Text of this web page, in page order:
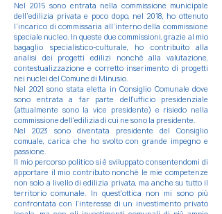
Nel 2016 sono entrata nella commissione municipale
dell’edilizia privata e poco dopo, nel 2018, ho ottenuto
l’incarico di commissaria all’interno della commissione
speciale nucleo. In queste duecommissioni, grazie al mio
bagaglio specialistico-culturale, ho contribuito alla
analisi dei progetti edilizi nonché alla valutazione,
contestualizzazione e corretto inserimento di progetti
nei nuclei del Comune di Minusio.
Nel 2021 sono stata eletta in Consiglio Comunale dove
sono entrata a far parte dell'ufficio presidenziale
(attualmente sono la vice presidente) e risiedo nella
commissione dell'edilizia di cui ne sono la presidente.
Nel 2023 sono diventata presidente del Consiglio
comuale, carica che ho svolto con grande impegno e
passione.
Il mio percorso politico si è sviluppato consentendomi di
apportare il mio contributo nonché le mie competenze
non solo a livello di edilizia privata, ma anche su tutto il
territorio comunale. In quest'ottica non mi sono più
confrontata con l'interesse di un investimento privato